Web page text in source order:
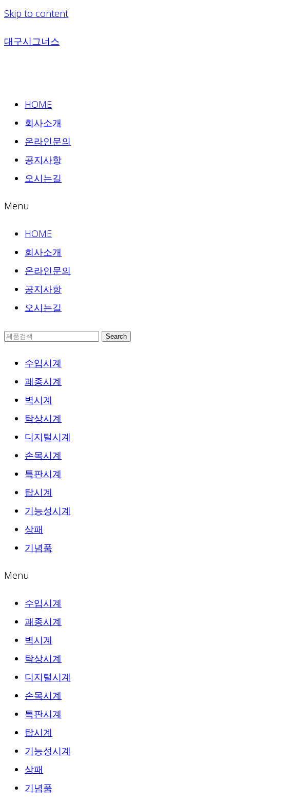
Skip to content
대구시그너스
HOME
회사소개
온라인문의
공지사항
오시는길
Menu
HOME
회사소개
온라인문의
공지사항
오시는길
Search
수입시계
괘종시계
벽시계
탁상시계
디지털시계
손목시계
특판시계
탑시계
기능성시계
상패
기념품
Menu
수입시계
괘종시계
벽시계
탁상시계
디지털시계
손목시계
특판시계
탑시계
기능성시계
상패
기념품